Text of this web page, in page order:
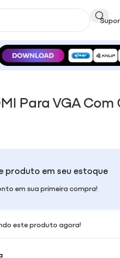
Para VGA Com
produto em seu estoque
em sua primeira compra!
este produto agora!